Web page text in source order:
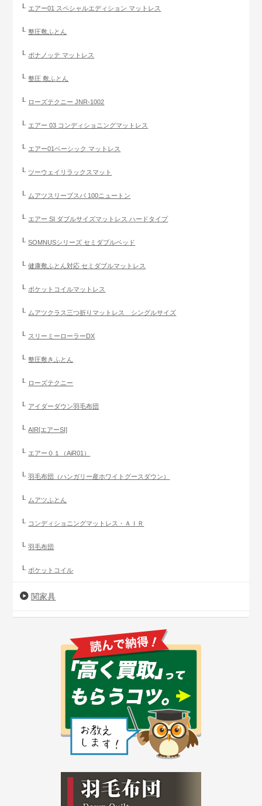
エアー01 スペシャルエディション マットレス
整圧敷ふとん
ボナノッテ マットレス
整圧 敷ふとん
ローズテクニー JNR-1002
エアー 03 コンディショニングマットレス
エアー01ベーシック マットレス
ツーウェイリラックスマット
ムアツスリープスパ 100ニュートン
エアー SI ダブルサイズマットレス ハードタイプ
SOMNUSシリーズ セミダブルベッド
健康敷ふとん対応 セミダブルマットレス
ポケットコイルマットレス
ムアツクラス三つ折りマットレス シングルサイズ
スリーミーローラーDX
整圧敷きふとん
ローズテクニー
アイダーダウン羽毛布団
AIR[エアーSI]
エアー０１（AiR01）
羽毛布団（ハンガリー産ホワイトグースダウン）
ムアツふとん
コンディショニングマットレス・ＡＩＲ
羽毛布団
ポケットコイル
関家具